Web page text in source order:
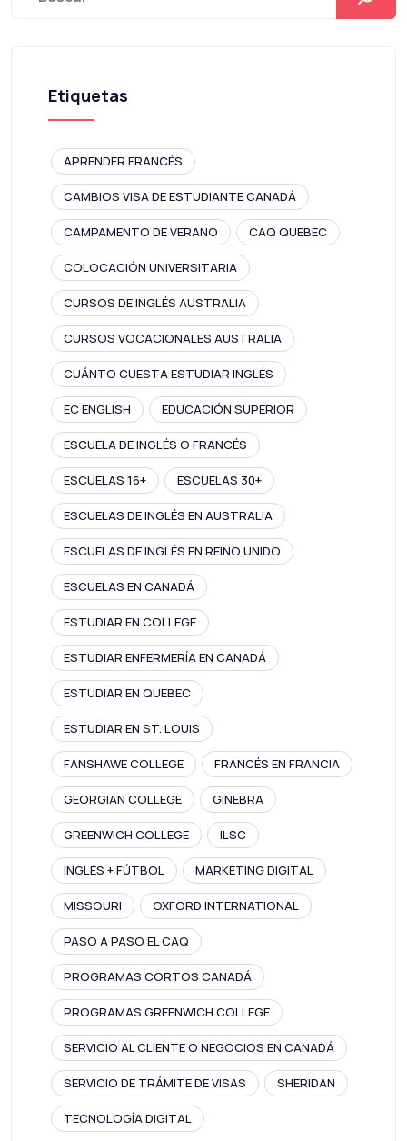
Etiquetas
APRENDER FRANCÉS
CAMBIOS VISA DE ESTUDIANTE CANADÁ
CAMPAMENTO DE VERANO CAQ QUEBEC
COLOCACIÓN UNIVERSITARIA
CURSOS DE INGLÉS AUSTRALIA
CURSOS VOCACIONALES AUSTRALIA
CUÁNTO CUESTA ESTUDIAR INGLÉS
EC ENGLISH EDUCACIÓN SUPERIOR
ESCUELA DE INGLÉS O FRANCÉS
ESCUELAS 16+ ESCUELAS 30+
ESCUELAS DE INGLÉS EN AUSTRALIA
ESCUELAS DE INGLÉS EN REINO UNIDO
ESCUELAS EN CANADÁ
ESTUDIAR EN COLLEGE
ESTUDIAR ENFERMERÍA EN CANADÁ
ESTUDIAR EN QUEBEC
ESTUDIAR EN ST. LOUIS
FANSHAWE COLLEGE FRANCÉS EN FRANCIA
GEORGIAN COLLEGE GINEBRA
GREENWICH COLLEGE ILSC
INGLÉS + FÚTBOL MARKETING DIGITAL
MISSOURI OXFORD INTERNATIONAL
PASO A PASO EL CAQ
PROGRAMAS CORTOS CANADÁ
PROGRAMAS GREENWICH COLLEGE
SERVICIO AL CLIENTE O NEGOCIOS EN CANADÁ
SERVICIO DE TRÁMITE DE VISAS SHERIDAN
TECNOLOGÍA DIGITAL